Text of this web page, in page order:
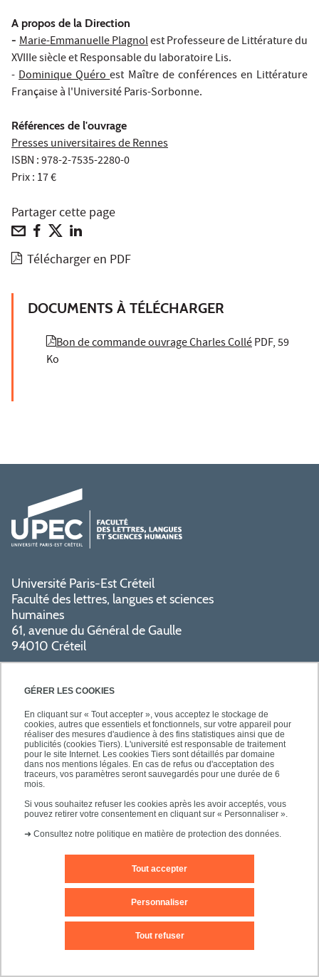
GÉRER LES COOKIES
En cliquant sur « Tout accepter », vous acceptez le stockage de
cookies, autres que essentiels et fonctionnels, sur votre appareil pour
réaliser des mesures d'audience à des fins statistiques ainsi que de
publicités (cookies Tiers). L'université est responsable de traitement
pour le site Internet. Les cookies Tiers sont détaillés par domaine
dans nos mentions légales. En cas de refus ou d'acceptation des
traceurs, vos paramètres seront sauvegardés pour une durée de 6
mois.
Si vous souhaitez refuser les cookies après les avoir acceptés, vous
pouvez retirer votre consentement en cliquant sur « Personnaliser ».
➜ Consultez notre politique en matière de protection des données.
Tout accepter
Tout refuser
Personnaliser
A propos de la Direction
- Marie-Emmanuelle Plagnolest Professeure de Littérature du
XVIIIe siècle et Responsable du laboratoire Lis.
-Dominique Quéroest Maître de conférences en Littérature
Française à l'Université Paris-Sorbonne.
Références de l'ouvrage
Presses universitaires de Rennes
ISBN : 978-2-7535-2280-0
Prix : 17 €
Partager cette page
Télécharger en PDF
DOCUMENTS À TÉLÉCHARGER
Bon de commande ouvrage Charles ColléPDF, 59
Ko
Université Paris-Est Créteil
Faculté des lettres, langues et sciences
humaines
61, avenue du Général de Gaulle
94010 Créteil
PRATIQUE
SUIVEZ-NOUS
Contact
Plan d'accès Plan du site